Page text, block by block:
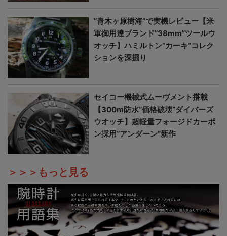
“青木ヶ原樹海”で実機レビュー【米
軍御用達ブランド“38mm”ツールウ
オッチ】ハミルトン“カーキ”コレク
ションを深掘り
セイコー機械式ムーヴメント搭載
【300m防水“価格破壊”ダイバーズ
ウオッチ】超軽量フォージドカーボ
ン採用“アンダーン”新作
＞＞＞もっと見る